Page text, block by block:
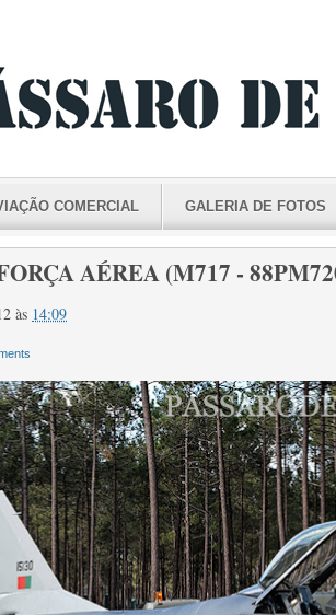
COMERCIAL GALERIA DE FOTOS
AÉREA (M717 -
às 14:09